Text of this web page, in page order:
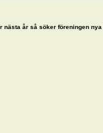
år så söker föreningen